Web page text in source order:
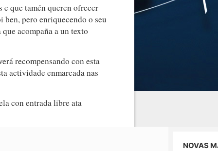
e que tamén queren ofrecer
ben, pero enriquecendo o seu
acompaña a un texto
recompensando con esta
actividade enmarcada nas
con entrada libre ata
NOVAS